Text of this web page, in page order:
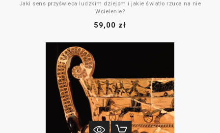
Jaki sens przyświeca ludzkim dziejom i jakie światło rzuca na nie
Wcielenie?
W swojej książce Vittorio Possenti stawia bardzo rzetelną diagnozę
dokonać adekwatnego opisu relacji istniejącej między władzą polityczną a
szeroko rozumianą filozofią.
Zdaniem Possentiego nie należy się poddawać w obliczu braku sensu,
dominacji techniki, dekonstrukcji osoby, posthumanizmu czy proroctw o
końcu czasów. Potrzeba nowego początku, gdy chodzi o chrześcijańską
interpretację człowieka i świata. Współczesny kryzys antropocentryzmu
otwiera niespotykane dotąd możliwości połączenia historii z
Transcendencją, aby kroczyć w stronę inkluzywnego humanizmu, który
docenia implikacje historyczno-polityczne Wcielenia i ukazuje potrzebę
badania sensu historii.
59,00 zł